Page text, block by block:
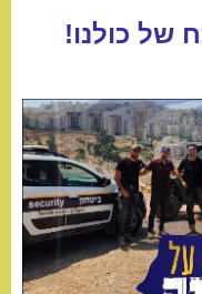
של כולנו!